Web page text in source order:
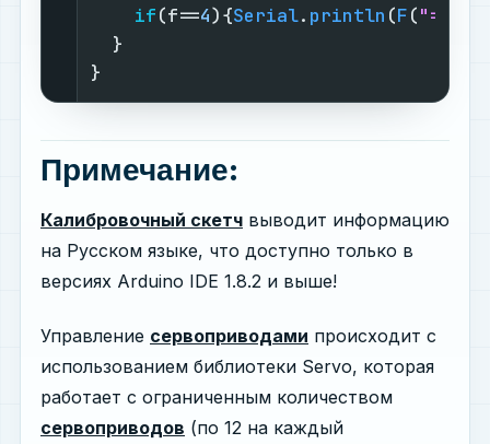
if(f==4){Serial. println (F(
  }
}
Примечание:
Калибровочный скетч выводит информацию
на Русском языке, что доступно только в
версиях Arduino IDE 1.8.2 и выше!
Управление сервоприводами происходит с
использованием библиотеки Servo, которая
работает с ограниченным количеством
сервоприводов (по 12 на каждый